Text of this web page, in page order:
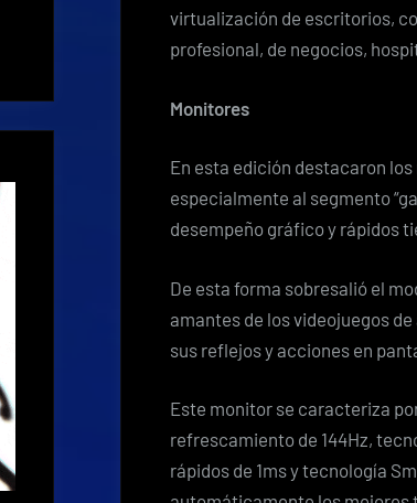
virtualización de escritorios,
profesional, de negocios,
Monitores
En esta edición destacaron
especialmente al segmento
desempeño gráfico y rápidos
De esta forma sobresalió el
amantes de los videojuegos
sus reflejos y acciones en
Este monitor se caracteriza
refrescamiento de 144Hz,
rápidos de 1ms y tecnología